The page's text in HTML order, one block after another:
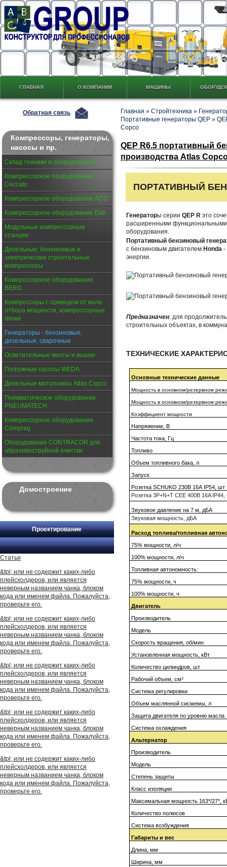
ГЛАВНАЯ О КОМПАНИИ МАШИНЫ
Обратная связь
Компрессоры, генераторы,
насосы и пр.
Склад техники и оборудования
Компрессорное оборудование
Ceccato
Компрессорное оборудование АСО
Компрессорное оборудование Dali
Модульные компрессорные
станции
Дизельные, бензиновые и
электрические строительные
компрессоры
Компрессорное оборудование
BERG
Компрессоры с приводом от вала
отбора мощности, компрессорные
блоки
Генераторы - бензиновые,
дизельные, сварочные
Осветительные мачты и вышки
Погружные насосы WEDA
Дизельные мотопомпы Atlas Copco
Пневматическое оборудование
PNEUMATECH
Компрессорное оборудование
Comprag
Оборудование CONTRACOR для
абразивоструйной очистки
Домостроение
Проектирование
Статьи
&tpl; или не содержит каких-либо
плейсхолдеров, или является
неверным названием чанка, блоком
кода или именем файла. Пожалуйста,
проверьте его.
&tpl; или не содержит каких-либо
плейсхолдеров, или является
неверным названием чанка, блоком
кода или именем файла. Пожалуйста,
проверьте его.
&tpl; или не содержит каких-либо
плейсхолдеров, или является
неверным названием чанка, блоком
кода или именем файла. Пожалуйста,
проверьте его.
&tpl; или не содержит каких-либо
плейсхолдеров, или является
неверным названием чанка, блоком
кода или именем файла. Пожалуйста,
проверьте его.
&tpl; или не содержит каких-либо
плейсхолдеров, или является
неверным названием чанка, блоком
кода или именем файла. Пожалуйста,
проверьте его.
Главная » Стройтехника »
Портативные генераторы QEP »
Copco
QEP R6.5 портативный
производства Atlas
ПОРТАТИВНЫЙ
Генераторы серии QEP R это
расширенными функциональными
оборудования.
Портативный бензиновый
с бензиновым двигателем Honda -
энергии.
Предназначен: для
строительных объектах, в
ТЕХНИЧЕСКИЕ
Основные технические данные
Мощность в основном/резервном
Мощность в основном/резервном
Коэффициент мощности
Напряжение,В
Частота тока,Гц
Топливо
Объем топливного бака, л
Запуск
Розетка SCHUKO 230В 16А IP54,шт
Розетка 3P+N+T CEE 400В 16A IP44,
Звуковое давление на 7 м, дБА
Звуковая мощность, дБА
Расход топлива/топливная
75% мощности, л/ч
100% мощности, л/ч
Топливная автономность:
75% мощности,ч
100% мощности,ч
Двигатель
Производитель
Модель
Скорость вращения, об/мин
Установленная мощность, кВт
Количество цилиндров,шт
Рабочий объем,см³
Система регулировки
Объеммаслянной сисмемы , л
Защита двигателя по уровню масла
Cистема охлаждения
Альтернатор
Производитель
Модель
Степень защиты
Класс изоляции
Максимальная мощность 163*/27*,
Количество полюсов
Система возбуждения
Габариты и вес
Длина,мм
Ширина,мм